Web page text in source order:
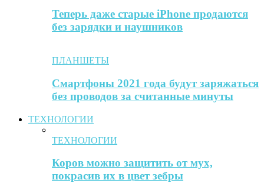
Теперь даже старые iPhone продаются
без зарядки и наушников
ПЛАНШЕТЫ
Смартфоны 2021 года будут заряжаться
без проводов за считанные минуты
ТЕХНОЛОГИИ
ТЕХНОЛОГИИ
Коров можно защитить от мух,
покрасив их в цвет зебры